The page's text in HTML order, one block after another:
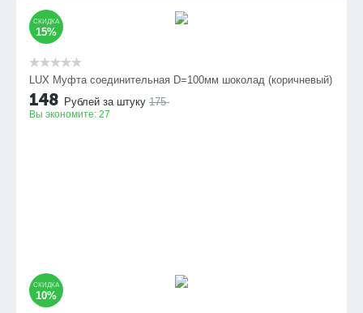
СКИДКА
15%
LUX Муфта соединительная D=100мм шоколад (коричневый)
148 Рублей за штуку 175
Вы экономите: 27
СКИДКА
10%